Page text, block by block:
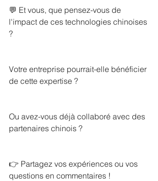
💬 Et vous, que pensez-vous de
l'impact de ces technologies chinoises
?
Votre entreprise pourrait-elle bénéficier
de cette expertise ?
Ou avez-vous déjà collaboré avec des
partenaires chinois ?
👉 Partagez vos expériences ou vos
questions en commentaires !